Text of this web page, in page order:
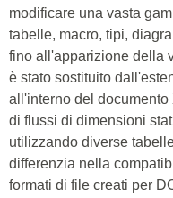
modificare una vasta
tabelle, macro, tipi,
fino all'apparizione della
è stato sostituito
all'interno del
di flussi di dimensioni
utilizzando diverse
differenzia nella
formati di file creati per